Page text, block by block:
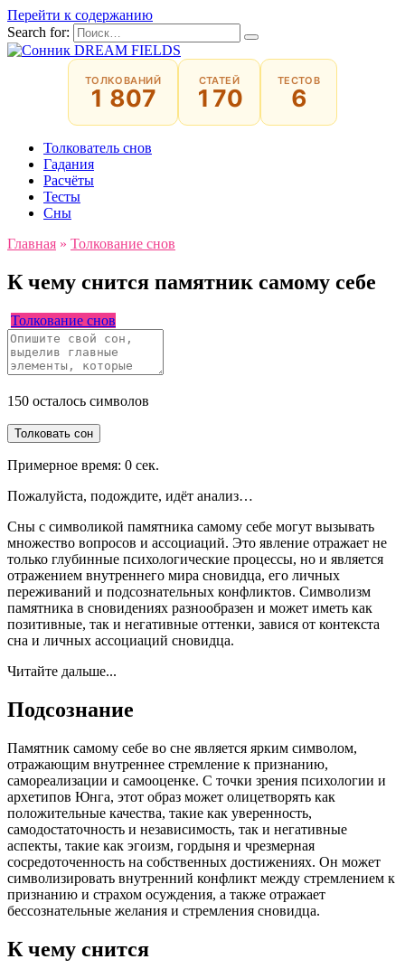
Перейти к содержанию
Search for:
ТОЛКОВАНИЙ
1 807
СТАТЕЙ
170
ТЕСТОВ
6
Толкователь снов
Гадания
Расчёты
Тесты
Сны
Главная » Толкование снов
К чему снится памятник самому себе
Толкование снов
150 осталось символов
Толковать сон
Примерное время: 0 сек.
Пожалуйста, подождите, идёт анализ…
Сны с символикой памятника самому себе могут вызывать
множество вопросов и ассоциаций. Это явление отражает не
только глубинные психологические процессы, но и является
отражением внутреннего мира сновидца, его личных
переживаний и подсознательных конфликтов. Символизм
памятника в сновидениях разнообразен и может иметь как
позитивные, так и негативные оттенки, завися от контекста
сна и личных ассоциаций сновидца.
Читайте дальше...
Подсознание
Памятник самому себе во сне является ярким символом,
отражающим внутреннее стремление к признанию,
самореализации и самооценке. С точки зрения психологии и
архетипов Юнга, этот образ может олицетворять как
положительные качества, такие как уверенность,
самодостаточность и независимость, так и негативные
аспекты, такие как эгоизм, гордыня и чрезмерная
сосредоточенность на собственных достижениях. Он может
символизировать внутренний конфликт между стремлением к
признанию и страхом осуждения, а также отражает
бессознательные желания и стремления сновидца.
К чему снится